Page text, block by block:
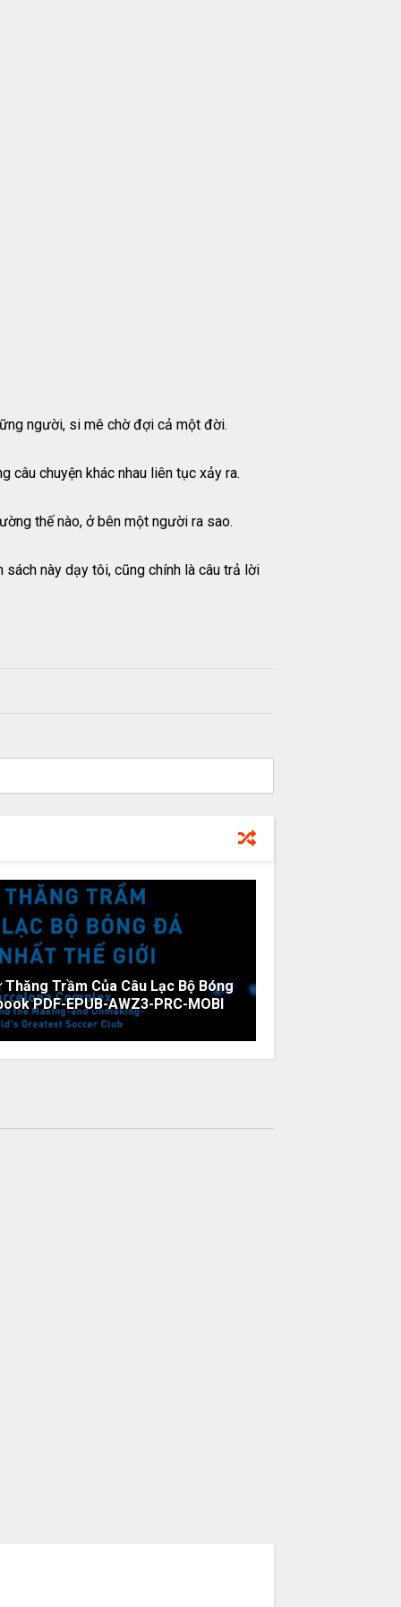
người, si mê chờ đợi cả một đời.
câu chuyện khác nhau liên tục xảy ra.
thế nào, ở bên một người ra sao.
này dạy tôi, cũng chính là câu trả lời
Trầm Của Câu Lạc Bộ Bóng
PDF-EPUB-AWZ3-PRC-MOBI